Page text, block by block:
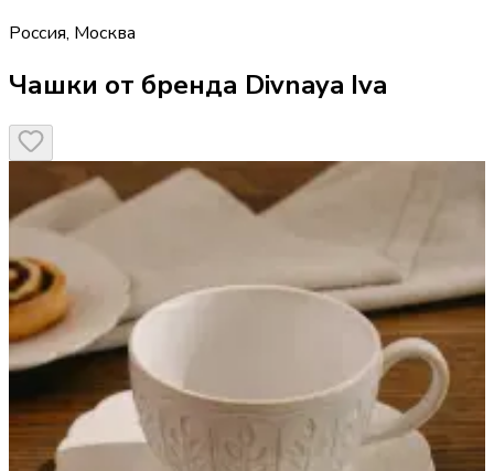
Россия, Москва
Чашки от бренда Divnaya Iva